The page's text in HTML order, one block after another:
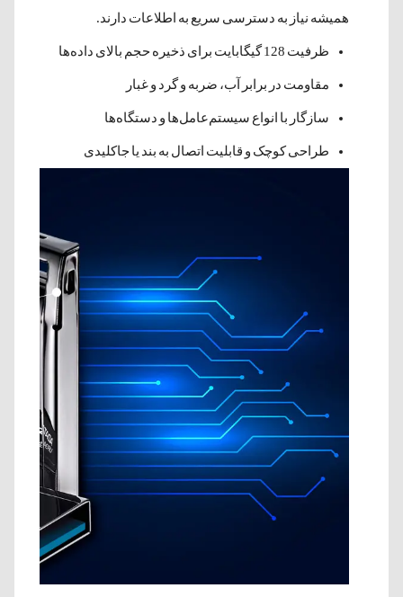
همیشه نیاز به دسترسی سریع به اطلاعات دارند.
ظرفیت 128 گیگابایت برای ذخیره حجم بالای داده‌ها
مقاومت در برابر آب، ضربه و گرد و غبار
سازگار با انواع سیستم‌عامل‌ها و دستگاه‌ها
طراحی کوچک و قابلیت اتصال به بند یا جاکلیدی